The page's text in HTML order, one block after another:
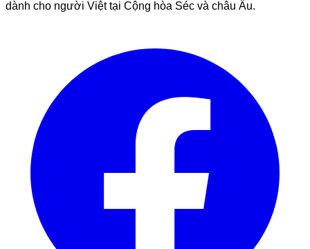
dành cho người Việt tại Cộng hòa Séc và châu Âu.